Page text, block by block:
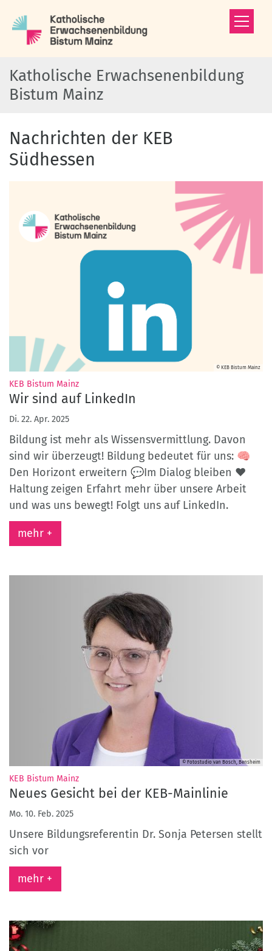
Katholische Erwachsenenbildung
Bistum Mainz
Nachrichten der KEB
Südhessen
© KEB Bistum Mainz
KEB Bistum Mainz:
Wir sind auf LinkedIn
Di. 22. Apr. 2025
Bildung ist mehr als Wissensvermittlung. Davon
sind wir überzeugt! Bildung bedeutet für uns: 🧠
Den Horizont erweitern 💬Im Dialog bleiben ❤️
Haltung zeigen Erfahrt mehr über unsere Arbeit
und was uns bewegt! Folgt uns auf LinkedIn.
mehr +
© Fotostudio van Bosch, Bensheim
KEB Bistum Mainz:
Neues Gesicht bei der KEB-Mainlinie
Mo. 10. Feb. 2025
Unsere Bildungsreferentin Dr. Sonja Petersen stellt
sich vor
mehr +